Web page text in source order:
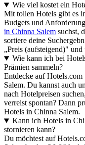
Wie viel kostet ein
Mit tollen Hotels gibt es
Budgets und
in Chinna Salem suchst,
sortiere deine
„Preis (aufsteigend)"
Wie kann ich bei
Prämien sammeln?
Entdecke auf
Salem. Du kannst auch
nach Hotelpreisen
verreist spontan? Dann
Hotels in Chinna Salem.
Kann ich Hotels in
stornieren kann?
Du möchtest auf